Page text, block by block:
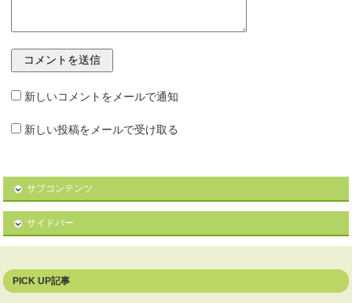
新しいコメントをメールで通知
新しい投稿をメールで受け取る
サブコンテンツ
サイドバー
PICK UP記事